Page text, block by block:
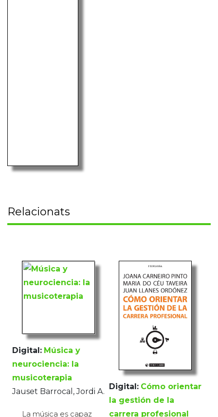
Relacionats
Digital: Música y
neurociencia: la
musicoterapia
Jauset Barrocal, Jordi A.
La música es capaz
Digital: Cómo orientar
la gestión de la
carrera profesional